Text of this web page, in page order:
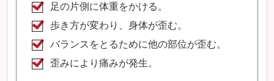
足の片側に体重をかける。
歩き方が変わり、身体が歪む。
バランスをとるために他の部位が歪む。
歪みにより痛みが発生。